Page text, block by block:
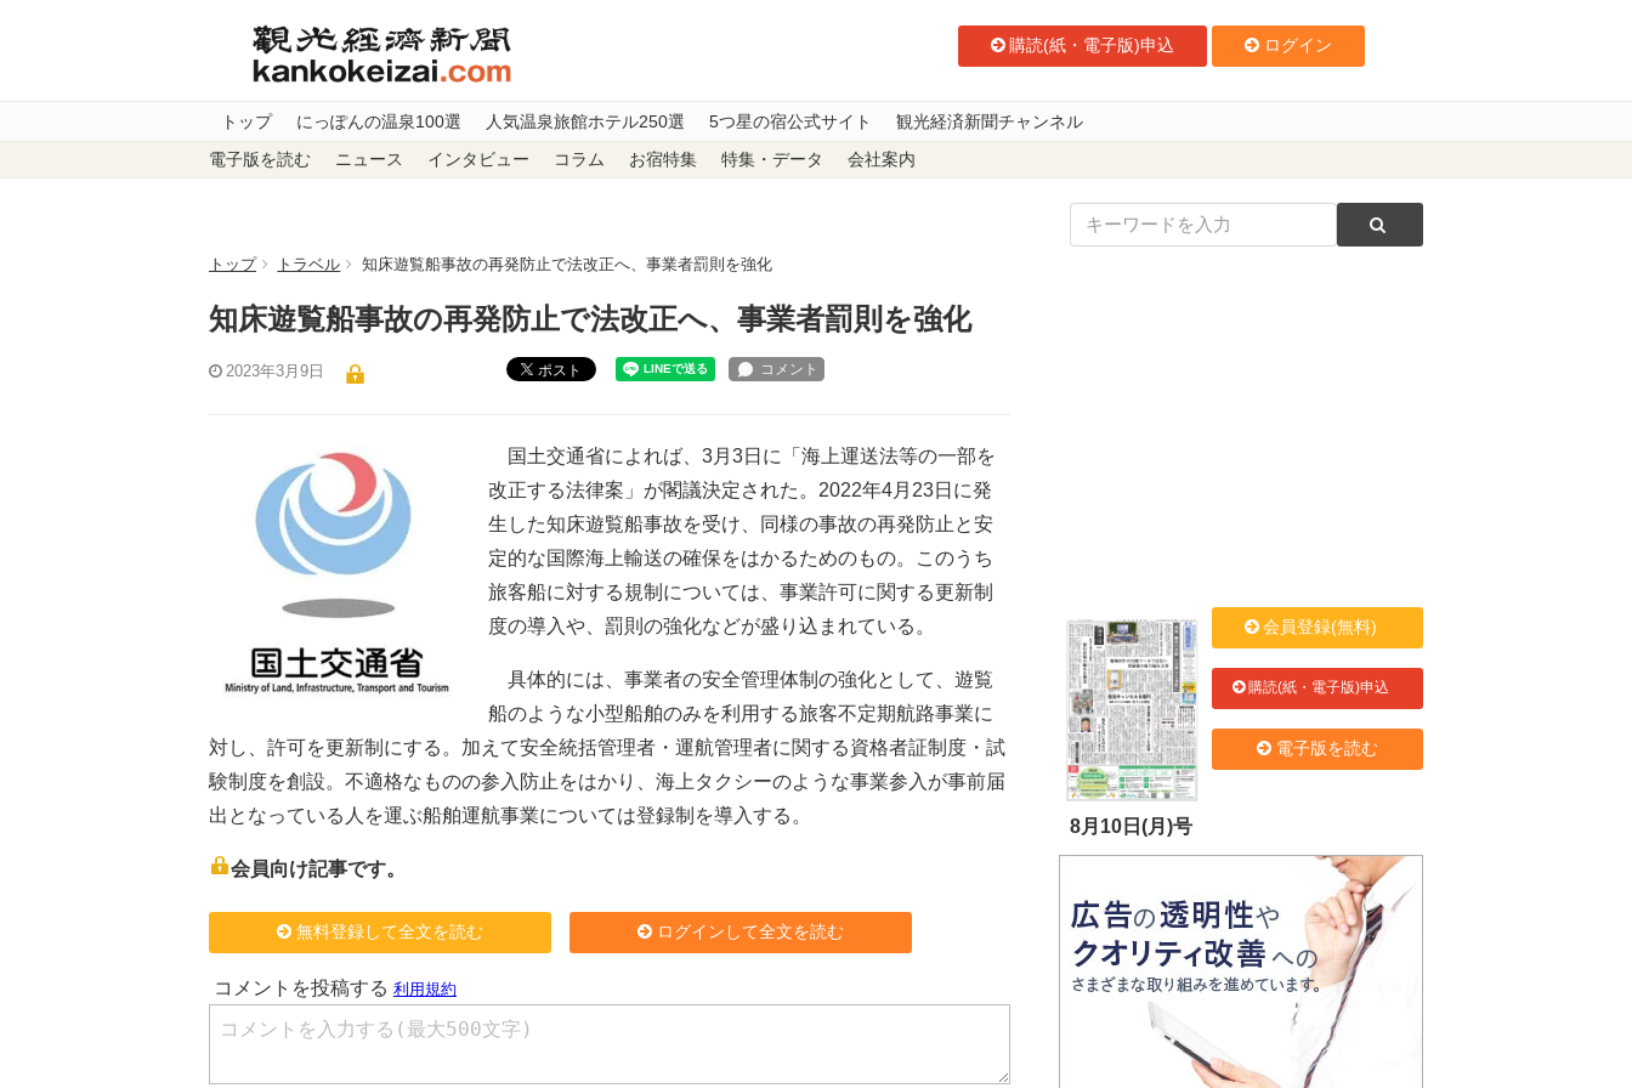
購読(紙・電子版)申込 ログイン
トップ にっぽんの温泉100選 人気温泉旅館ホテル250選 5つ星の宿公式サイト 観光経済新聞チャンネル
電子版を読む ニュース インタビュー コラム お宿特集 特集・データ 会社案内
トップ トラベル 知床遊覧船事故の再発防止で法改正へ、事業者罰則を強化
知床遊覧船事故の再発防止で法改正へ、事業者罰則を強化
2023年3月9日 ポスト
国土交通省によれば、3月3日に「海上運送法等の一部を
改正する法律案」が閣議決定された。2022年4月23日に発
生した知床遊覧船事故を受け、同様の事故の再発防止と安
定的な国際海上輸送の確保をはかるためのもの。このうち
旅客船に対する規制については、事業許可に関する更新制
度の導入や、罰則の強化などが盛り込まれている。
具体的には、事業者の安全管理体制の強化として、遊覧
船のような小型船舶のみを利用する旅客不定期航路事業に
対し、許可を更新制にする。加えて安全統括管理者・運航管理者に関する資格者証制度・試
験制度を創設。不適格なものの参入防止をはかり、海上タクシーのような事業参入が事前届
出となっている人を運ぶ船舶運航事業については登録制を導入する。
会員向け記事です。
無料登録して全文を読む ログインして全文を読む
8月10日(月)号
会員登録(無料)
購読(紙・電子版)申込
電子版を読む